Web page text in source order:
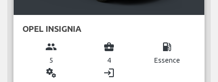
OPEL INSIGNIA
group
5
business_center
4
local_gas_station
Essence
miscellaneous_services login